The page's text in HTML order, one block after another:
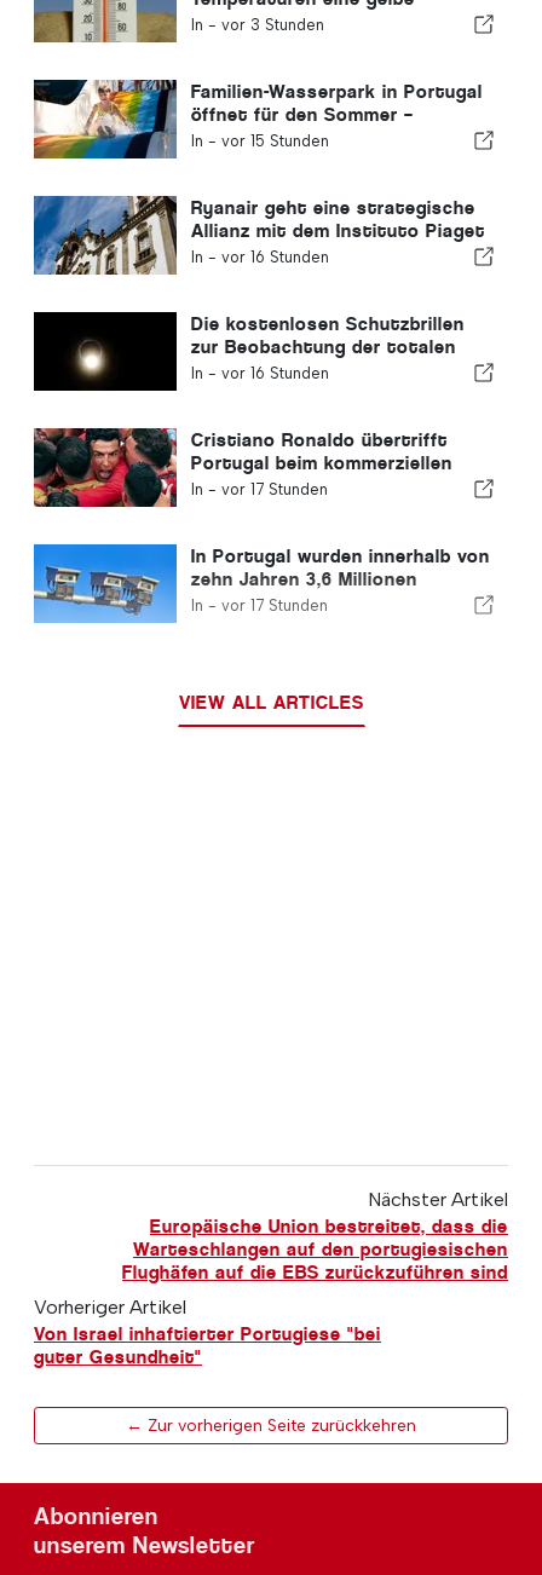
Warnung
In - vor 3 Stunden
Familien-Wasserpark in Portugal
öffnet für den Sommer –
Eintrittskarten für 2 €
In - vor 15 Stunden
Ryanair geht eine strategische
Allianz mit dem Instituto Piaget
de Viseu ein, um
anzubieten
In - vor 16 Stunden
Die kostenlosen Schutzbrillen
zur Beobachtung der totalen
Sonnenfinsternis in Portugal
In - vor 16 Stunden
Cristiano Ronaldo übertrifft
Portugal beim kommerziellen
Wert
In - vor 17 Stunden
In Portugal wurden innerhalb von
zehn Jahren 3,6 Millionen
Autofahrer wegen
In - vor 17 Stunden
VIEW ALL ARTICLES
Nächster Artikel
Europäische Union bestreitet, dass die
Warteschlangen auf den portugiesischen
Flughäfen auf die EBS zurückzuführen sind
Vorheriger Artikel
Von Israel inhaftierter Portugiese "bei
guter Gesundheit"
← Zur vorherigen Seite zurückkehren
Abonnieren
unserem Newsletter